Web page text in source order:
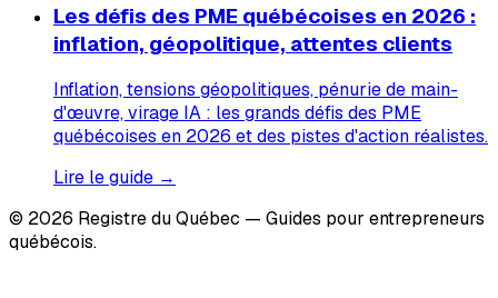
Les défis des PME québécoises en 2026 :
inflation, géopolitique, attentes clients
Inflation, tensions géopolitiques, pénurie de main-
d'œuvre, virage IA : les grands défis des PME
québécoises en 2026 et des pistes d'action réalistes.
Lire le guide →
© 2026 Registre du Québec — Guides pour entrepreneurs
québécois.